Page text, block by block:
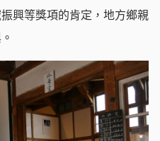
興等獎項的肯定，地方鄉親